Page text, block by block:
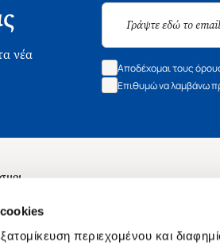
cookies
περιεχομένου και
νέα
Αποδέχομαι τους
Επιθυμώ να λαμβάνω